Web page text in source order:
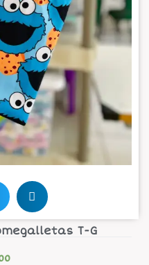
T-G